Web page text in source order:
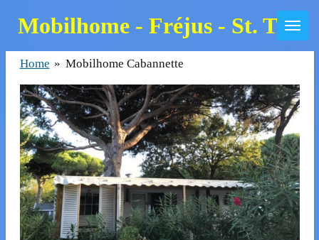
Zum
Hauptinhalt
springen
Mobilhome - Fréjus - St.
Home » Mobilhome Cabannette